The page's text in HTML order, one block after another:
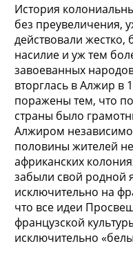
История
без преувеличения,
действовали
насилие и уж тем
завоеванных
вторглась в Алжир в
поражены тем, что
страны было
Алжиром
половины жителей
африканских
забыли свой родной
исключительно на
что все идеи
французской
исключительно